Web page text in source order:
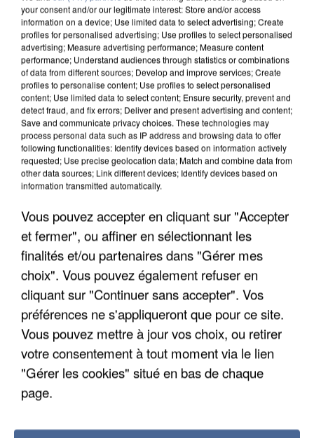
UN SECOND CADRE DE LA DZ MAFIA
INTERPELLÉ EN ALGÉRIE
your consent and/or our legitimate interest: Store and/or access
information on a device; Use limited data to select advertising; Create
profiles for personalised advertising; Use profiles to select personalised
advertising; Measure advertising performance; Measure content
performance; Understand audiences through statistics or combinations
of data from different sources; Develop and improve services; Create
profiles to personalise content; Use profiles to select personalised
content; Use limited data to select content; Ensure security, prevent and
detect fraud, and fix errors; Deliver and present advertising and content;
Save and communicate privacy choices. These technologies may
process personal data such as IP address and browsing data to offer
following functionalities: Identify devices based on information actively
requested; Use precise geolocation data; Match and combine data from
other data sources; Link different devices; Identify devices based on
information transmitted automatically.
Vous pouvez accepter en cliquant sur "Accepter
et fermer", ou affiner en sélectionnant les
finalités et/ou partenaires dans "Gérer mes
choix". Vous pouvez également refuser en
cliquant sur "Continuer sans accepter". Vos
préférences ne s'appliqueront que pour ce site.
Vous pouvez mettre à jour vos choix, ou retirer
votre consentement à tout moment via le lien
"Gérer les cookies" situé en bas de chaque
page.